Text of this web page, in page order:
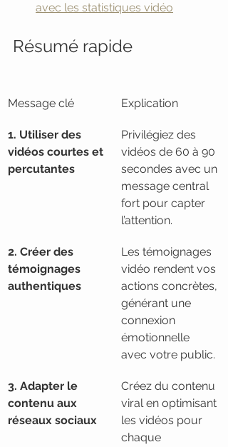
avec les statistiques vidéo
Résumé rapide
Message clé Explication
1. Utiliser des
vidéos courtes et
percutantes
Privilégiez des
vidéos de 60 à 90
secondes avec un
message central
fort pour capter
l’attention.
2. Créer des
témoignages
authentiques
Les témoignages
vidéo rendent vos
actions concrètes,
générant une
connexion
émotionnelle
avec votre public.
3. Adapter le
contenu aux
réseaux sociaux
Créez du contenu
viral en optimisant
les vidéos pour
chaque